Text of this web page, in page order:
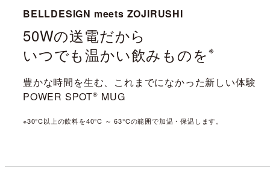
BELLDESIGN meets ZOJIRUSHI
50Wの送電だから
いつでも温かい飲みものを※
豊かな時間を生む、これまでになかった新しい体験
POWER SPOT® ︎ MUG
※30°C以上の飲料を40°C ～ 63°Cの範囲で加温・保温します。